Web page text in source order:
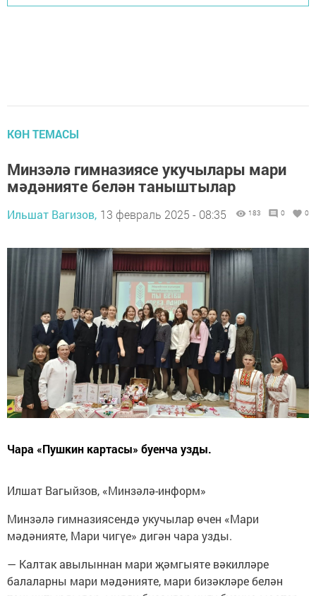
КӨН ТЕМАСЫ
Минзәлә гимназиясе укучылары мари
мәдәнияте белән таныштылар
Ильшат Вагизов, 13 февраль 2025 - 08:35 183 0 0
Чара «Пушкин картасы» буенча узды.
Илшат Вагыйзов, «Минзәлә-информ»
Минзәлә гимназиясендә укучылар өчен «Мари
мәдәнияте, Мари чигүе» дигән чара узды.
— Калтак авылыннан мари җәмгыяте вәкилләре
балаларны мари мәдәнияте, мари бизәкләре белән